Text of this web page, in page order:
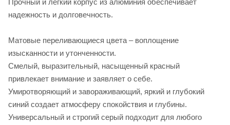
Прочный и легкий корпус из алюминия обеспечивает
надежность и долговечность.
Матовые переливающиеся цвета – воплощение
изысканности и утонченности.
Смелый, выразительный, насыщенный красный
привлекает внимание и заявляет о себе.
Умиротворяющий и завораживающий, яркий и глубокий
синий создает атмосферу спокойствия и глубины.
Универсальный и строгий серый подходит для любого